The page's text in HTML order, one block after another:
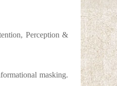
Perception &
masking.